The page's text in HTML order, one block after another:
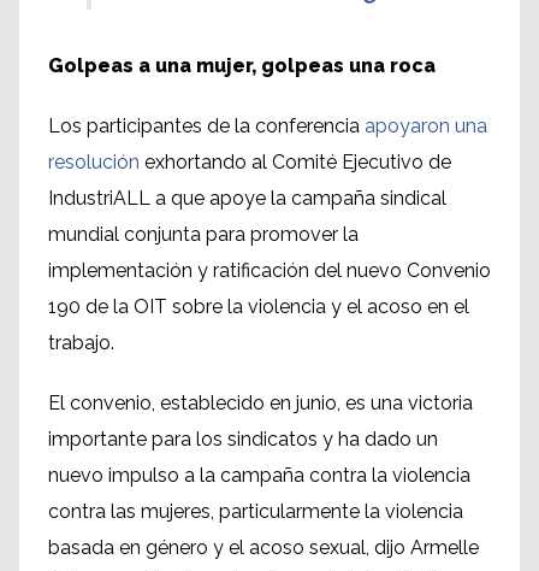
Golpeas a una mujer, golpeas una roca
Los participantes de la conferencia apoyaron una
resolución exhortando al Comité Ejecutivo de
IndustriALL a que apoye la campaña sindical
mundial conjunta para promover la
implementación y ratificación del nuevo Convenio
190 de la OIT sobre la violencia y el acoso en el
trabajo.
El convenio, establecido en junio, es una victoria
importante para los sindicatos y ha dado un
nuevo impulso a la campaña contra la violencia
contra las mujeres, particularmente la violencia
basada en género y el acoso sexual, dijo Armelle